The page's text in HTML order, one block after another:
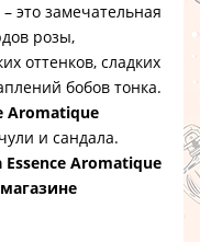
замечательная
розы,
оттенков, сладких
бобов тонка.
Aromatique
и сандала.
Aromatique